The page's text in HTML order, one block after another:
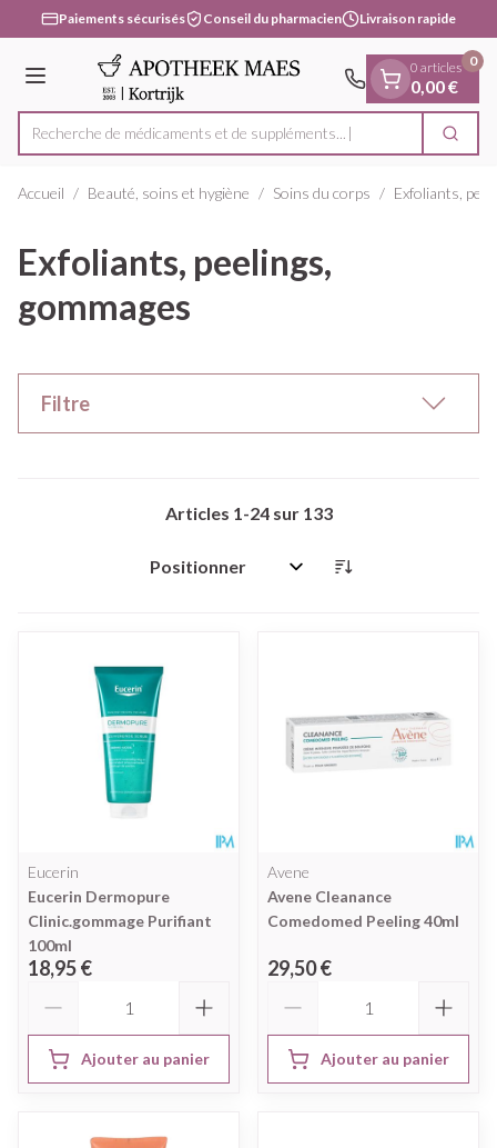
Aller au contenu
1 de 1
Paiements sécurisés Conseil du pharmacien Livraison rapide
Menu
Rechercher
Recherche de médicaments et de supplémen
0 articles
0,00 €
0
Accueil / Beauté, soins et hygiène / Soins du corps / Exfoliants,
Exfoliants, peelings,
gommages
Filtre
Articles 1-24sur 133
Trier par:
Eucerin
Eucerin Dermopure
Clinic.gommage Purifiant
100ml
18,95 €
Ajouter au panier
Avene
Avene Cleanance
Comedomed Peeling 40ml
29,50 €
Ajouter au panier